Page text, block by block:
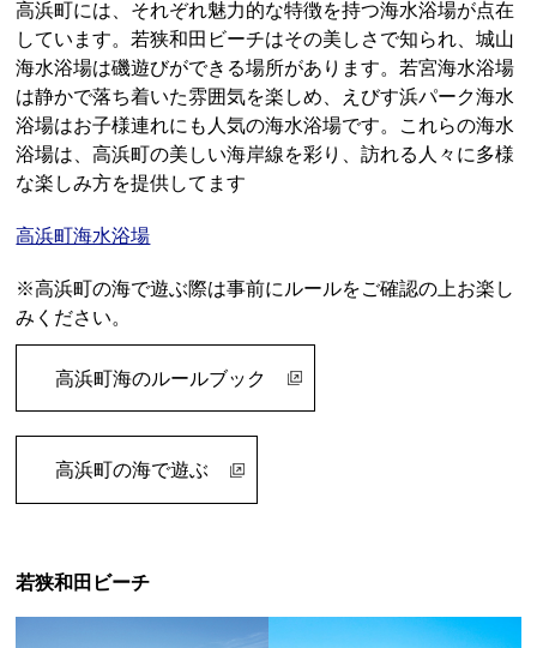
高浜町には、それぞれ魅力的な特徴を持つ海水浴場が点在
しています。若狭和田ビーチはその美しさで知られ、城山
海水浴場は磯遊びができる場所があります。若宮海水浴場
は静かで落ち着いた雰囲気を楽しめ、えびす浜パーク海水
浴場はお子様連れにも人気の海水浴場です。これらの海水
浴場は、高浜町の美しい海岸線を彩り、訪れる人々に多様
な楽しみ方を提供してます
高浜町海水浴場
※高浜町の海で遊ぶ際は事前にルールをご確認の上お楽し
みください。
高浜町海のルールブック
高浜町の海で遊ぶ
若狭和田ビーチ